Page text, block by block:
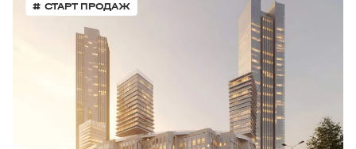
# СТАРТ ПРОДАЖ